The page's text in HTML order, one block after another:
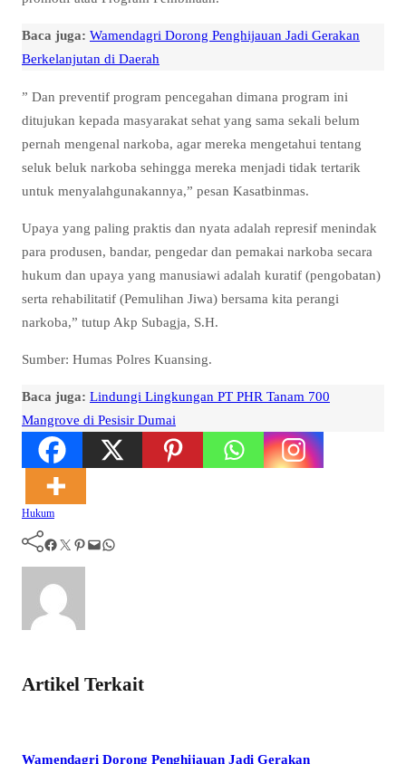
Baca juga: Wamendagri Dorong Penghijauan Jadi Gerakan
Berkelanjutan di Daerah
” Dan preventif program pencegahan dimana program ini
ditujukan kepada masyarakat sehat yang sama sekali belum
pernah mengenal narkoba, agar mereka mengetahui tentang
seluk beluk narkoba sehingga mereka menjadi tidak tertarik
untuk menyalahgunakannya,” pesan Kasatbinmas.
Upaya yang paling praktis dan nyata adalah represif menindak
para produsen, bandar, pengedar dan pemakai narkoba secara
hukum dan upaya yang manusiawi adalah kuratif (pengobatan)
serta rehabilitatif (Pemulihan Jiwa) bersama kita perangi
narkoba,” tutup Akp Subagja, S.H.
Sumber: Humas Polres Kuansing.
Baca juga: Lindungi Lingkungan PT PHR Tanam 700
Mangrove di Pesisir Dumai
Hukum
Facebook Twitter Pinterest Mail WhatsApp
Artikel Terkait
Wamendagri Dorong Penghijauan Jadi Gerakan